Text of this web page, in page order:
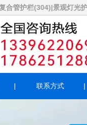
景观灯光护栏|桥面
联系方式